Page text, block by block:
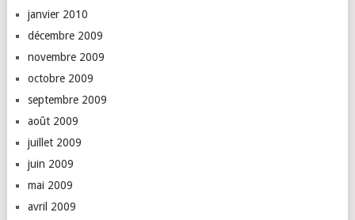
janvier 2010
décembre 2009
novembre 2009
octobre 2009
septembre 2009
août 2009
juillet 2009
juin 2009
mai 2009
avril 2009